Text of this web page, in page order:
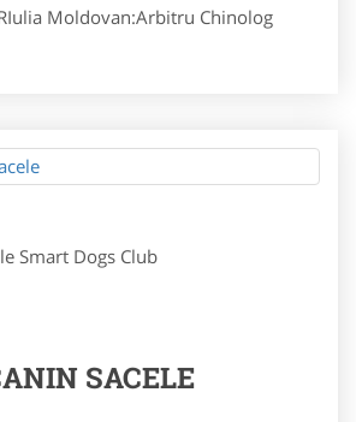
Moldovan:Arbitru Chinolog
Smart Dogs Club
SACELE